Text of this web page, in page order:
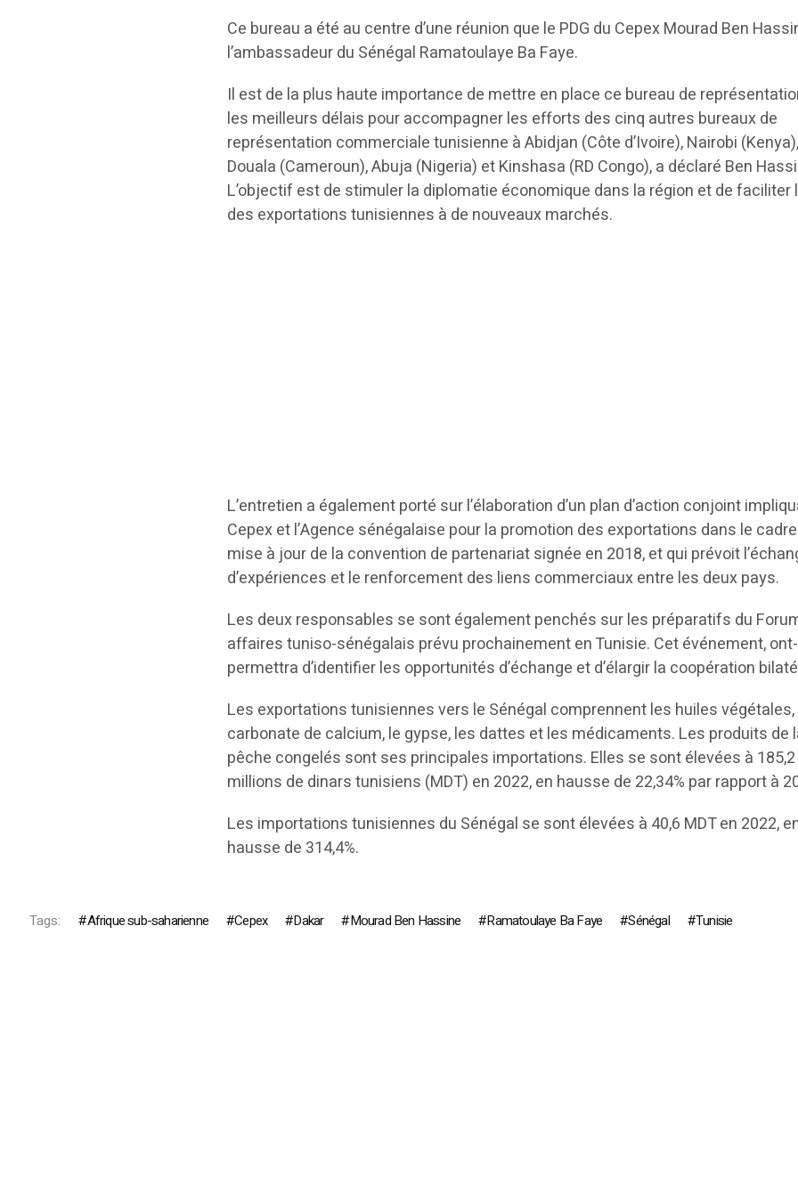
Ce bureau a été au centre d’une réunion que le PDG du Cepex Mourad Ben
l’ambassadeur du Sénégal Ramatoulaye Ba Faye.
Il est de la plus haute importance de mettre en place ce bureau de
les meilleurs délais pour accompagner les efforts des cinq autres bureaux de
représentation commerciale tunisienne à Abidjan (Côte d’Ivoire), Nairobi (Kenya),
Douala (Cameroun), Abuja (Nigeria) et Kinshasa (RD Congo), a déclaré Ben
L’objectif est de stimuler la diplomatie économique dans la région et de faciliter
des exportations tunisiennes à de nouveaux marchés.
L’entretien a également porté sur l’élaboration d’un plan d’action conjoint
Cepex et l’Agence sénégalaise pour la promotion des exportations dans le
mise à jour de la convention de partenariat signée en 2018, et qui prévoit
d’expériences et le renforcement des liens commerciaux entre les deux pays.
Les deux responsables se sont également penchés sur les préparatifs du
affaires tuniso-sénégalais prévu prochainement en Tunisie. Cet événement,
permettra d’identifier les opportunités d’échange et d’élargir la coopération
Les exportations tunisiennes vers le Sénégal comprennent les huiles végétales,
carbonate de calcium, le gypse, les dattes et les médicaments. Les produits de
pêche congelés sont ses principales importations. Elles se sont élevées à 185,2
millions de dinars tunisiens (MDT) en 2022, en hausse de 22,34% par rapport à
Les importations tunisiennes du Sénégal se sont élevées à 40,6 MDT en 2022,
hausse de 314,4%.
Tags: Afrique sub-saharienne Cepex Dakar Mourad Ben Hassine Ramatoulaye Ba Faye Sénégal Tunisie